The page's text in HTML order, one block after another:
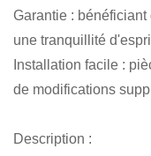
Garantie :
une tranquillité
Installation facile :
de modifications
Description :